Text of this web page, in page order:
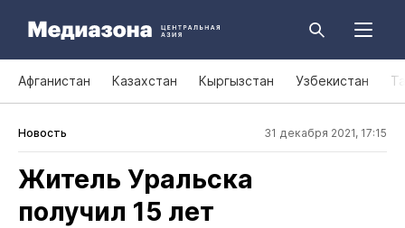
Афганистан Казахстан Кыргызстан Узбекистан
Новость 31 декабря 2021, 17:15
Житель Уральска
получил 15 лет